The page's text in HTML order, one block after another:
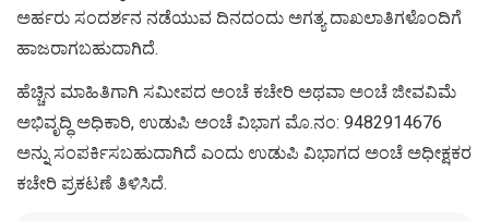
ಅರ್ಹರು ಸಂದರ್ಶನ ನಡೆಯುವ ದಿನದಂದು ಅಗತ್ಯ ದಾಖಲಾತಿಗಳೊಂದಿಗೆ
ಹಾಜರಾಗಬಹುದಾಗಿದೆ.
ಹೆಚ್ಚಿನ ಮಾಹಿತಿಗಾಗಿ ಸಮೀಪದ ಅಂಚೆ ಕಚೇರಿ ಅಥವಾ ಅಂಚೆ ಜೀವವಿಮೆ
ಅಭಿವೃದ್ಧಿ ಅಧಿಕಾರಿ, ಉಡುಪಿ ಅಂಚೆ ವಿಭಾಗ ಮೊ.ನಂ: 9482914676
ಅನ್ನು ಸಂಪರ್ಕಿಸಬಹುದಾಗಿದೆ ಎಂದು ಉಡುಪಿ ವಿಭಾಗದ ಅಂಚೆ ಅಧೀಕ್ಷಕರ
ಕಚೇರಿ ಪ್ರಕಟಣೆ ತಿಳಿಸಿದೆ.